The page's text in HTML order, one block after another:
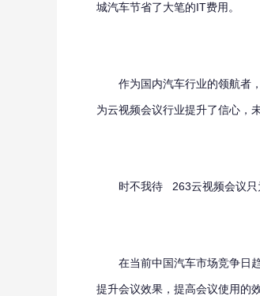
城汽车节省了大笔的IT费用。
作为国内汽车行业的领航者，
为云视频会议行业提升了信心，
时不我待 263云视频会议只
在当前中国汽车市场竞争日趋
提升会议效果，提高会议使用的